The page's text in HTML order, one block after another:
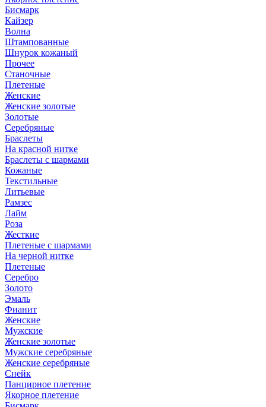
Бисмарк
Кайзер
Волна
Штампованные
Шнурок кожаный
Прочее
Станочные
Плетеные
Женские
Женские золотые
Золотые
Серебряные
Браслеты
На красной нитке
Браслеты с шармами
Кожаные
Текстильные
Литьевые
Рамзес
Лайм
Роза
Жесткие
Плетеные с шармами
На черной нитке
Плетеные
Серебро
Золото
Эмаль
Фианит
Женские
Мужские
Женские золотые
Мужские серебряные
Женские серебряные
Снейк
Панцирное плетение
Якорное плетение